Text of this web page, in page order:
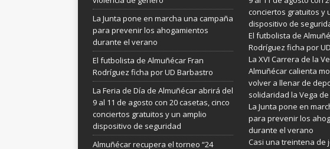
La Junta pone en marcha una campaña
para prevenir los ahogamientos
durante el verano
El futbolista de Almuñécar Fran
Rodríguez ficha por UD Barbastro
La Feria de Día de Almuñécar abrirá del
9 al 11 de agosto con 20 casetas, cinco
conciertos gratuitos y un amplio
dispositivo de seguridad
Almuñécar recupera el torneo “24
conciertos gratuitos y
dispositivo de
El futbolista de
Rodríguez ficha por
La XVI Carrera de la
Almuñécar calienta
volver a llenar de
solidaridad la Vega de
La Junta pone en
para prevenir los
durante el verano
Casi una treintena de